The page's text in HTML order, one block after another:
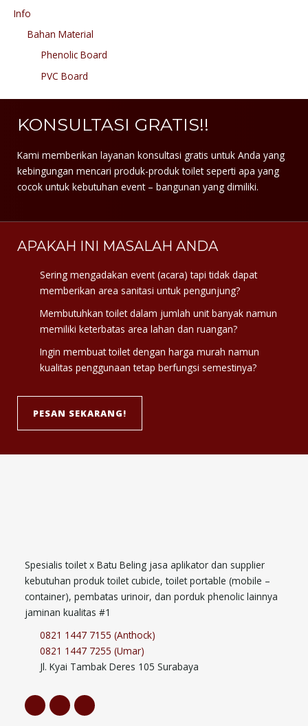
Info
Bahan Material
Phenolic Board
PVC Board
KONSULTASI GRATIS!!
Kami memberikan layanan konsultasi gratis untuk Anda yang
kebingungan mencari produk-produk toilet seperti apa yang
cocok untuk kebutuhan event – bangunan yang dimiliki.
APAKAH INI MASALAH ANDA
Sering mengadakan event (acara) tapi tidak dapat
memberikan area sanitasi untuk pengunjung?
Membutuhkan toilet dalam jumlah unit banyak namun
memiliki keterbatas area lahan dan ruangan?
Ingin membuat toilet dengan harga murah namun
kualitas penggunaan tetap berfungsi semestinya?
PESAN SEKARANG!
Spesialis toilet x Batu Beling jasa aplikator dan supplier
kebutuhan produk toilet cubicle, toilet portable (mobile –
container), pembatas urinoir, dan porduk phenolic lainnya
jaminan kualitas #1
0821 1447 7155 (Anthock)
0821 1447 7255 (Umar)
Jl. Kyai Tambak Deres 105 Surabaya